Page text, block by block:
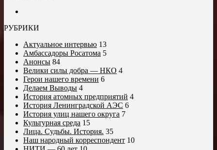
РУБРИКИ
Актуальное интервью 13
Амбассадоры Росатома 5
Анонсы 84
Велики силы добра — НКО 4
Герои нашего времени 6
Делаем Выводы 4
История атомных предприятий 4
История Ленинградской АЭС 6
История улиц нашего округа 7
Культурная среда 15
Лица. Судьбы. История. 35
Наш народный корреспондент 10